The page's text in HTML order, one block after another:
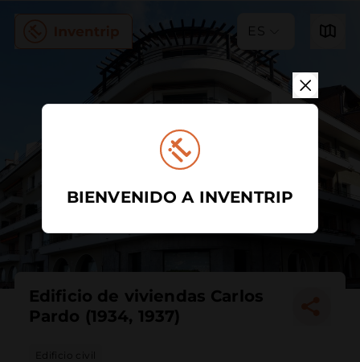
ES
Edificio de viviendas Carlos
Pardo (1934, 1937)
Edificio civil
BIENVENIDO A INVENTRIP